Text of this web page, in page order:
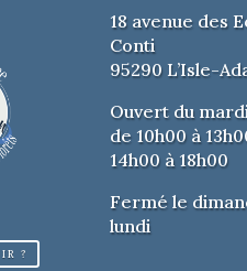
18 avenue des
Conti
95290 L’Isle-
Ouvert du
de 10h00 à
14h00 à 18h00
Fermé le
lundi
?